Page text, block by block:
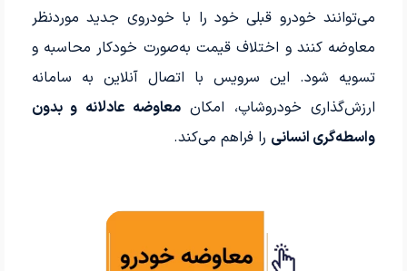
می‌توانند خودرو قبلی خود را با خودروی جدید موردنظر
معاوضه کنند و اختلاف قیمت به‌صورت خودکار محاسبه و
تسویه شود. این سرویس با اتصال آنلاین به سامانه
ارزش‌گذاری خودروشاپ، امکان معاوضه عادلانه و بدون
واسطه‌گری انسانی را فراهم می‌کند.